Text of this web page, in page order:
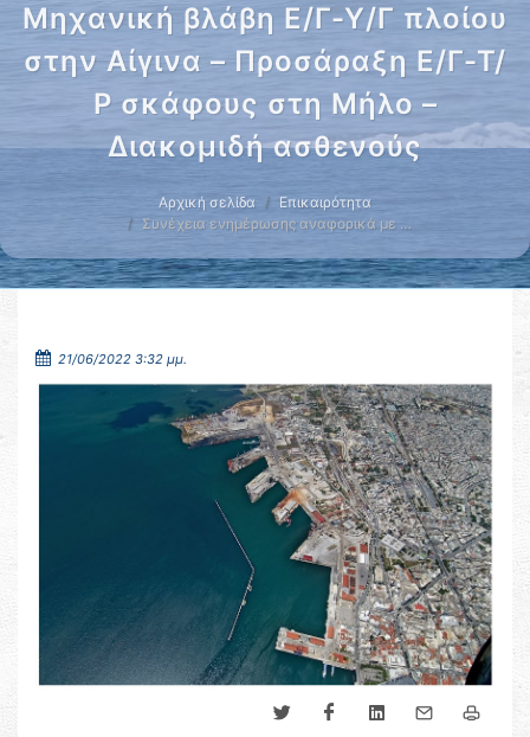
Μηχανική βλάβη Ε/Γ-Υ/Γ πλοίου
στην Αίγινα – Προσάραξη Ε/Γ-Τ/
Ρ σκάφους στη Μήλο –
Διακομιδή ασθενούς
Αρχική σελίδα
Επικαιρότητα
Συνέχεια ενημέρωσης αναφορικά με …
21/06/2022 3:32 μμ.